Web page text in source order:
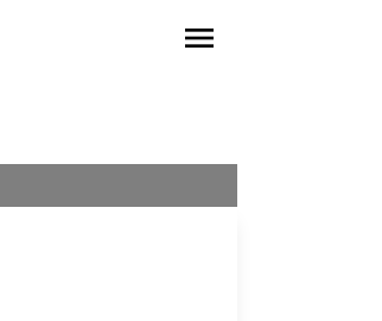
menu